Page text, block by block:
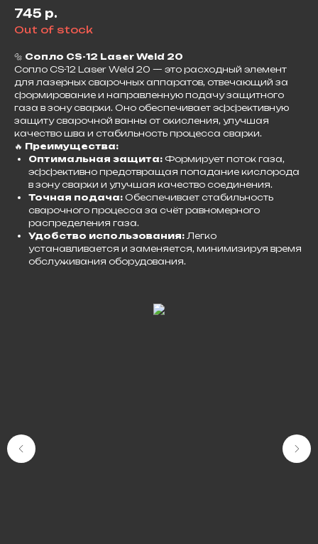
745 р.
Out of stock
🔩 Сопло CS-12 Laser Weld 20
Сопло CS-12 Laser Weld 20 — это расходный элемент
для лазерных сварочных аппаратов, отвечающий за
формирование и направленную подачу защитного
газа в зону сварки. Оно обеспечивает эффективную
защиту сварочной ванны от окисления, улучшая
качество шва и стабильность процесса сварки.
🔥 Преимущества:
Оптимальная защита: Формирует поток газа,
эффективно предотвращая попадание кислорода
в зону сварки и улучшая качество соединения.
Точная подача: Обеспечивает стабильность
сварочного процесса за счёт равномерного
распределения газа.
Удобство использования: Легко
устанавливается и заменяется, минимизируя время
обслуживания оборудования.